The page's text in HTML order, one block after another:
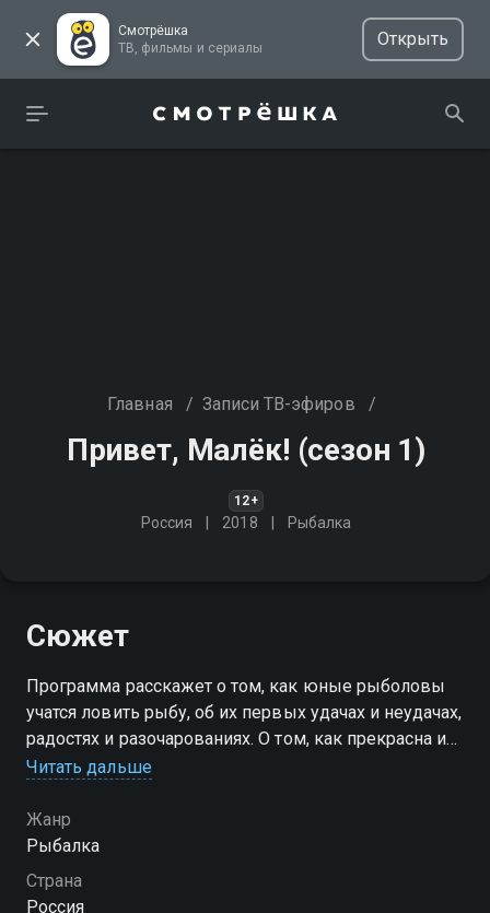
Смотрёшка
ТВ, фильмы и сериалы
Открыть
Главная / Записи ТВ-эфиров /
Привет, Малёк! (сезон 1)
12+
Россия 2018 Рыбалка
Сюжет
Программа расскажет о том, как юные рыболовы
учатся ловить рыбу, об их первых удачах и неудачах,
радостях и разочарованиях. О том, как прекрасна и
разнообразна природа России. О том, как хрупка и
Посмотреть онлайн 1 сезон сериала Привет, Малёк!
вы можете совершенно бесплатно в хорошем HD
качестве на Смотрёшке
Читать дальше
Жанр
Рыбалка
Страна
Россия